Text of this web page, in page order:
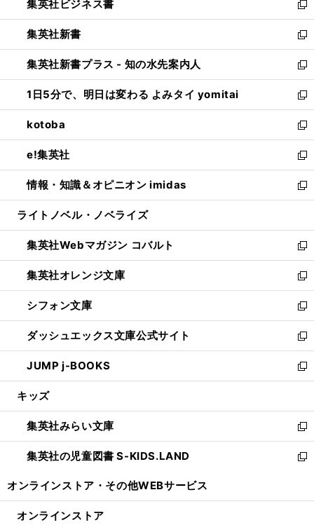
く
で
開
く
ド
ウ
で
開
く
い
ウ
ィ
ン
ド
ウ
で
開
く
集英社ビジネス書
新
し
い
ウ
ィ
ン
ド
ウ
で
開
く
集英社新書
新
し
い
ウ
ィ
ン
ド
ウ
で
開
く
集英社新書プラス - 知の水先案内人
新
し
い
ウ
ィ
ン
ド
ウ
で
開
1日5分で、明日は変わる よみタイ yomitai
新
し
い
ウ
ィ
ン
ド
ウ
開
く
kotoba
新
し
い
ウ
ィ
ン
ウ
で
開
く
e!集英社
新
し
い
ウ
ン
ド
ウ
で
開
く
情報・知識＆オピニオン imidas
新
し
ウ
ィ
ン
ド
ウ
で
開
く
ライトノベル・ノベライズ
集英社Webマガジン コバルト
新
し
い
ウ
ィ
ン
ド
ウ
で
開
集英社オレンジ文庫
新
し
い
ウ
ィ
ン
ド
ウ
開
く
シフォン文庫
新
し
い
ウ
ィ
ン
ウ
で
開
く
ダッシュエックス文庫公式サイト
新
し
い
ウ
ン
ド
ウ
で
JUMP j-BOOKS
新
し
ウ
ィ
ン
ド
開
キッズ
集英社みらい文庫
新
し
い
ン
集英社の児童図書 S-KIDS.LAND
新
ウ
オンラインストア・ その他WEBサービス
オンラインストア